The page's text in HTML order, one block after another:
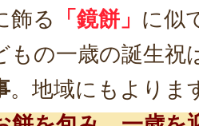
飾る
「鏡餅」 に似
もの一歳の誕生祝
。地域にもよりま